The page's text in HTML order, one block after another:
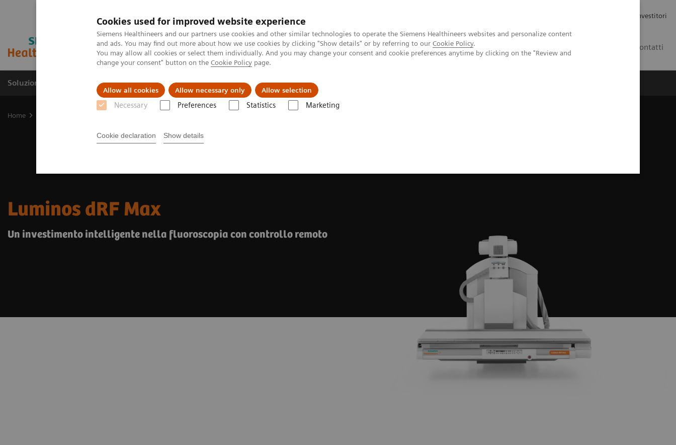
Cookies used for improved website experience
Siemens Healthineers and our partners use cookies and other similar technologies to operate the Siemens Healthineers websites and personalize content
and ads. You may find out more about how we use cookies by clicking "Show details" or by referring to our Cookie Policy.
You may allow all cookies or select them individually. And you may change your consent and cookie preferences anytime by clicking on the "Review and
change your consent" button on the Cookie Policy page.
Allow all cookies Allow necessary only Allow selection
Necessary Preferences Statistics Marketing
Cookie declaration Show details
Relazioni con gli investitori
Contatti
Soluzioni e servizi Insights La nostra azienda Area Login
Home
Luminos dRF Max
Un investimento intelligente nella fluoroscopia con controllo remoto